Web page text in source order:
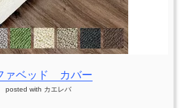
ァベッド カバー
posted with カエレバ